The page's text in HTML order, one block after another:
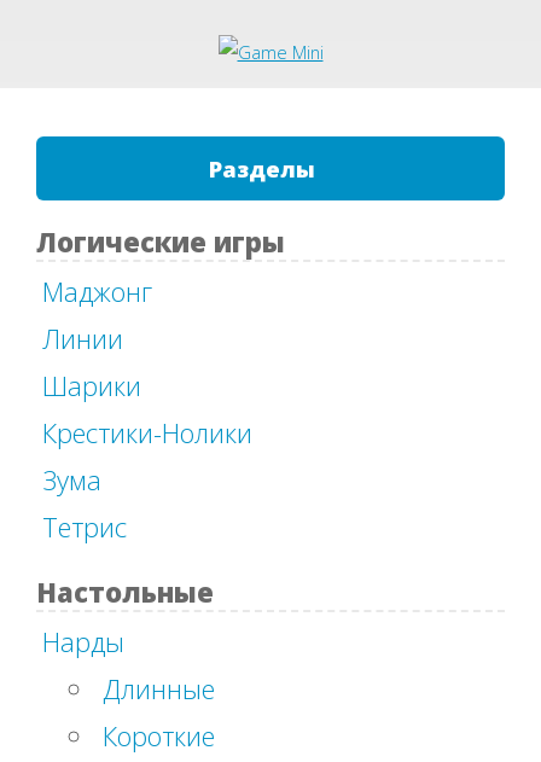
Разделы
Логические игры
Маджонг
Линии
Шарики
Крестики-Нолики
Зума
Тетрис
Настольные
Нарды
Длинные
Короткие